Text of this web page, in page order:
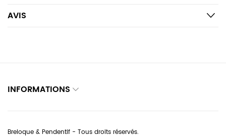
AVIS
INFORMATIONS
Breloque & Pendentif - Tous droits réservés.